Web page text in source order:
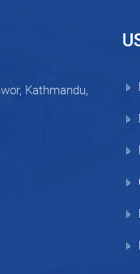
Kathmandu,